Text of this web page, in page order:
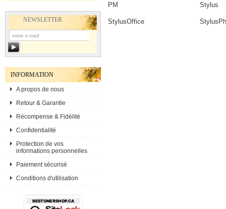
NEWSLETTER
INFORMATION
A propos de nous
Retour & Garantie
Récompense & Fidélité
Confidentialité
Protection de vos
informations personnelles
Paiement sécurisé
Conditions d'utilisation
PM Stylus
StylusOffice